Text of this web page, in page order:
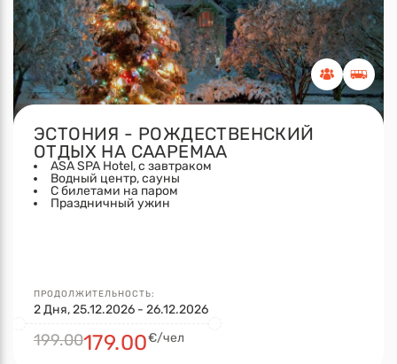
ЭСТОНИЯ - РОЖДЕСТВЕНСКИЙ
ОТДЫХ НА СААРЕМАА
ASA SPA Hotel, с завтраком
Водный центр, сауны
С билетами на паром
Праздничный ужин
ПРОДОЛЖИТЕЛЬНОСТЬ:
2 Дня, 25.12.2026 - 26.12.2026
199.00179.00€/чел